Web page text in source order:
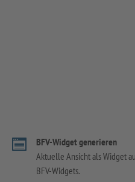
BFV-Widget generieren
Aktuelle Ansicht als Widget
BFV-Widgets.